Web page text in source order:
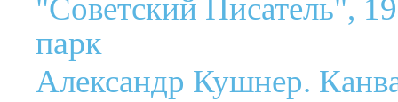
"Советский Писатель",
парк
Александр Кушнер.